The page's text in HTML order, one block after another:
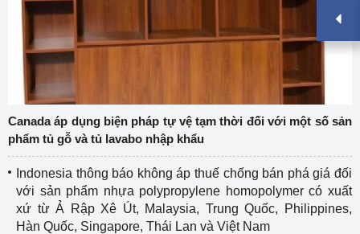
Canada áp dụng biện pháp tự vệ tạm thời đối với một số sản
phẩm tủ gỗ và tủ lavabo nhập khẩu
Indonesia thông báo không áp thuế chống bán phá giá đối
với sản phẩm nhựa polypropylene homopolymer có xuất
xứ từ Ả Rập Xê Út, Malaysia, Trung Quốc, Philippines,
Hàn Quốc, Singapore, Thái Lan và Việt Nam